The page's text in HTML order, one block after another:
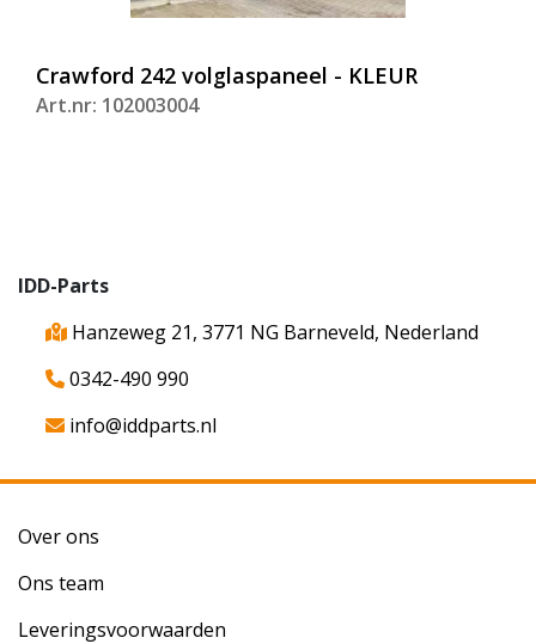
Crawford 242 volglaspaneel - KLEUR
Art.nr: 102003004
IDD-Parts
Hanzeweg 21, 3771 NG Barneveld, Nederland
0342-490 990
info@iddparts.nl
Over ons
Ons team
Leveringsvoorwaarden